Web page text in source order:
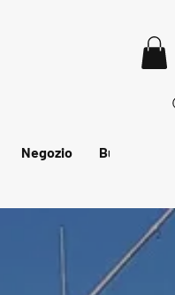
Negozio Buono regalo